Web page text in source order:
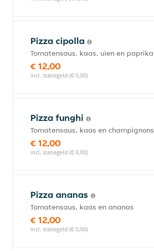
Pizza cipolla
Tomatensaus, kaas, uien en paprika
€ 12,00
incl. statiegeld (€ 0,00)
Pizza funghi
Tomatensaus, kaas en champignons
€ 12,00
incl. statiegeld (€ 0,00)
Pizza ananas
Tomatensaus, kaas en ananas
€ 12,00
incl. statiegeld (€ 0,00)